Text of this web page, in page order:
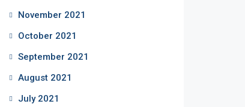
November 2021
October 2021
September 2021
August 2021
July 2021